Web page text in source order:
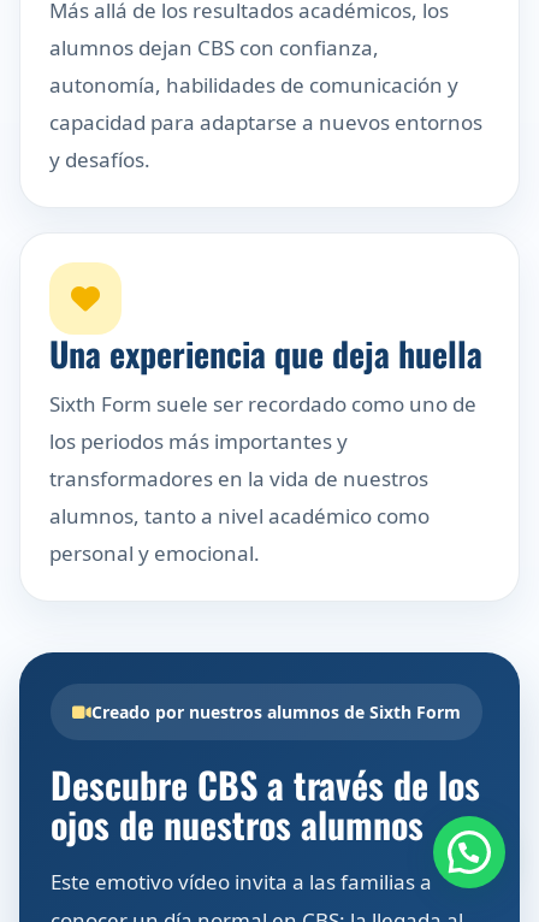
Más allá de los resultados académicos, los
alumnos dejan CBS con confianza,
autonomía, habilidades de comunicación y
capacidad para adaptarse a nuevos entornos
y desafíos.
Una experiencia que deja huella
Sixth Form suele ser recordado como uno de
los periodos más importantes y
transformadores en la vida de nuestros
alumnos, tanto a nivel académico como
personal y emocional.
Creado por nuestros alumnos de Sixth Form
Descubre CBS a través de los
ojos de nuestros alumnos
Este emotivo vídeo invita a las familias a